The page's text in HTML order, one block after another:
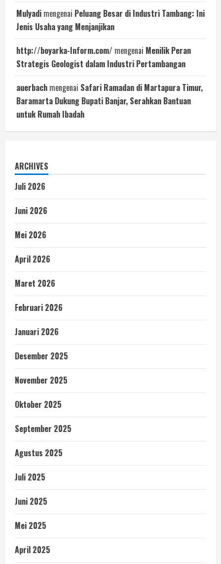
Mulyadi mengenai Peluang Besar di Industri Tambang: Ini
Jenis Usaha yang Menjanjikan
http://boyarka-Inform.com/ mengenai Menilik Peran
Strategis Geologist dalam Industri Pertambangan
auerbach mengenai Safari Ramadan di Martapura Timur,
Baramarta Dukung Bupati Banjar, Serahkan Bantuan
untuk Rumah Ibadah
ARCHIVES
Juli 2026
Juni 2026
Mei 2026
April 2026
Maret 2026
Februari 2026
Januari 2026
Desember 2025
November 2025
Oktober 2025
September 2025
Agustus 2025
Juli 2025
Juni 2025
Mei 2025
April 2025